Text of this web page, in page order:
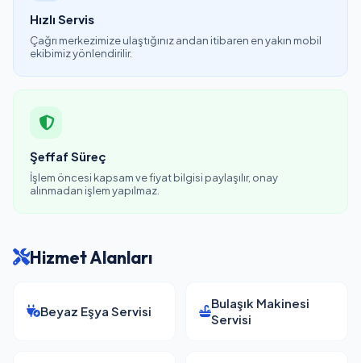
Hızlı Servis
Çağrı merkezimize ulaştığınız andan itibaren en yakın mobil
ekibimiz yönlendirilir.
Şeffaf Süreç
İşlem öncesi kapsam ve fiyat bilgisi paylaşılır, onay
alınmadan işlem yapılmaz.
Hizmet Alanları
Beyaz Eşya Servisi
Bulaşık Makinesi
Servisi